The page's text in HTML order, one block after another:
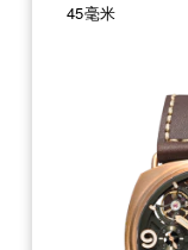
45毫米